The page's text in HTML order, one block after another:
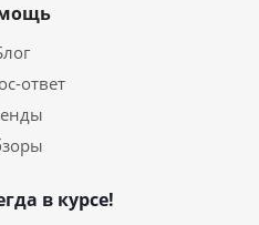
ответ
в курсе!